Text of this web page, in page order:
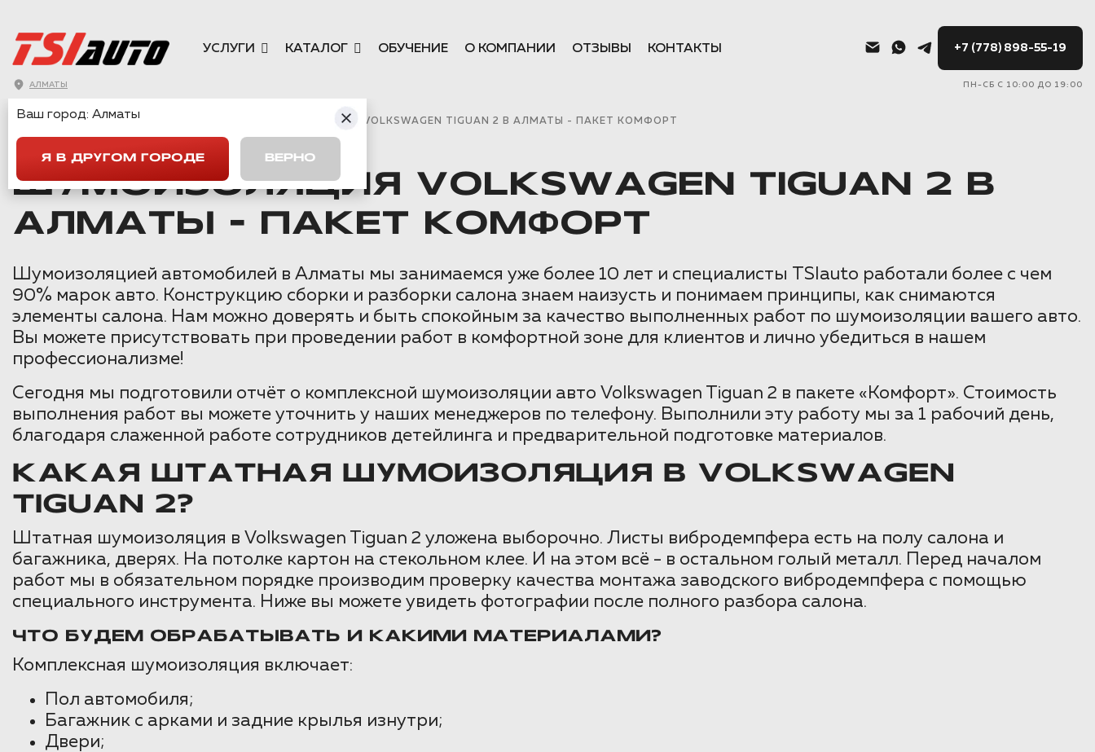
АЛМАТЫ
УСЛУГИ КАТАЛОГ ОБУЧЕНИЕ О КОМПАНИИ ОТЗЫВЫ КОНТАКТЫ +7 (778) 898-55-19
ПН-СБ С 10:00 ДО 19:00
ГЛАВНАЯ → VOLKSWAGEN ШУМОИЗОЛЯЦИЯ VOLKSWAGEN TIGUAN 2 В АЛМАТЫ - ПАКЕТ КОМФОРТ
ШУМОИЗОЛЯЦИЯ VOLKSWAGEN TIGUAN 2 В
АЛМАТЫ - ПАКЕТ КОМФОРТ
Шумоизоляцией автомобилей в Алматы мы занимаемся уже более 10 лет и специалисты TSIauto работали более с чем
90% марок авто. Конструкцию сборки и разборки салона знаем наизусть и понимаем принципы, как снимаются
элементы салона. Нам можно доверять и быть спокойным за качество выполненных работ по шумоизоляции вашего авто.
Вы можете присутствовать при проведении работ в комфортной зоне для клиентов и лично убедиться в нашем
профессионализме!
Сегодня мы подготовили отчёт о комплексной шумоизоляции авто Volkswagen Tiguan 2 в пакете «Комфорт». Стоимость
выполнения работ вы можете уточнить у наших менеджеров по телефону. Выполнили эту работу мы за 1 рабочий день,
благодаря слаженной работе сотрудников детейлинга и предварительной подготовке материалов.
КАКАЯ ШТАТНАЯ ШУМОИЗОЛЯЦИЯ В VOLKSWAGEN
TIGUAN 2?
Штатная шумоизоляция в Volkswagen Tiguan 2 уложена выборочно. Листы вибродемпфера есть на полу салона и
багажника, дверях. На потолке картон на стекольном клее. И на этом всё - в остальном голый металл. Перед началом
работ мы в обязательном порядке производим проверку качества монтажа заводского вибродемпфера с помощью
специального инструмента. Ниже вы можете увидеть фотографии после полного разбора салона.
ЧТО БУДЕМ ОБРАБАТЫВАТЬ И КАКИМИ МАТЕРИАЛАМИ?
Комплексная шумоизоляция включает:
Пол автомобиля;
Багажник с арками и задние крылья изнутри;
Двери;
Ваш город: Алматы
Я В ДРУГОМ ГОРОДЕ ВЕРНО